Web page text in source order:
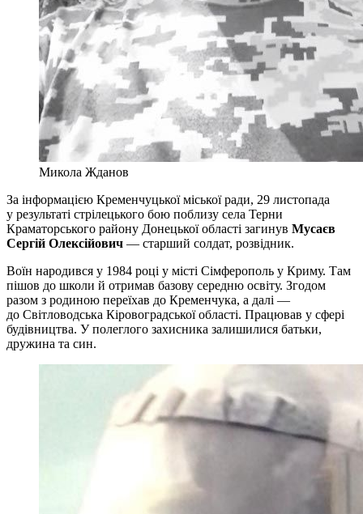
Микола Жданов
За інформацією Кременчуцької міської ради, 29 листопада
у результаті стрілецького бою поблизу села Терни
Краматорського району Донецької області загинув Мусаєв
Сергій Олексійович — старший солдат, розвідник.
Воїн народився у 1984 році у місті Сімферополь у Криму. Там
пішов до школи й отримав базову середню освіту. Згодом
разом з родиною переїхав до Кременчука, а далі —
до Світловодська Кіровоградської області. Працював у сфері
будівництва. У полеглого захисника залишилися батьки,
дружина та син.